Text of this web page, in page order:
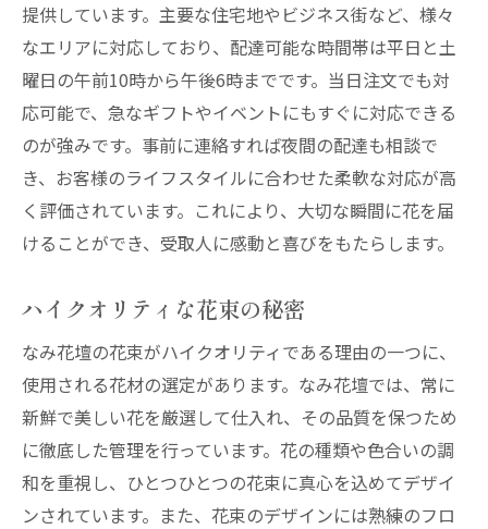
提供しています。主要な住宅地やビジネス街など、様々
なエリアに対応しており、配達可能な時間帯は平日と土
曜日の午前10時から午後6時までです。当日注文でも対
応可能で、急なギフトやイベントにもすぐに対応できる
のが強みです。事前に連絡すれば夜間の配達も相談で
き、お客様のライフスタイルに合わせた柔軟な対応が高
く評価されています。これにより、大切な瞬間に花を届
けることができ、受取人に感動と喜びをもたらします。
ハイクオリティな花束の秘密
なみ花壇の花束がハイクオリティである理由の一つに、
使用される花材の選定があります。なみ花壇では、常に
新鮮で美しい花を厳選して仕入れ、その品質を保つため
に徹底した管理を行っています。花の種類や色合いの調
和を重視し、ひとつひとつの花束に真心を込めてデザイ
ンされています。また、花束のデザインには熟練のフロ